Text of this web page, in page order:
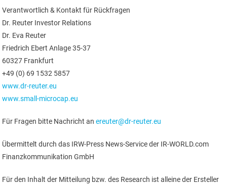
Verantwortlich & Kontakt für Rückfragen
Dr. Reuter Investor Relations
Dr. Eva Reuter
Friedrich Ebert Anlage 35-37
60327 Frankfurt
+49 (0) 69 1532 5857
www.dr-reuter.eu
www.small-microcap.eu
Für Fragen bitte Nachricht anereuter@dr-reuter.eu
Übermittelt durch das IRW-Press News-Service der IR-WORLD.com
Finanzkommunikation GmbH
Für den Inhalt der Mitteilung bzw. des Research ist alleine der Ersteller